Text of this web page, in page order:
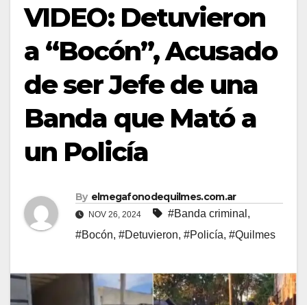
VIDEO: Detuvieron
a “Bocón”, Acusado
de ser Jefe de una
Banda que Mató a
un Policía
By elmegafonodequilmes.com.ar
NOV 26, 2024 #Banda criminal ,
#Bocón, #Detuvieron, #Policía, #Quilmes